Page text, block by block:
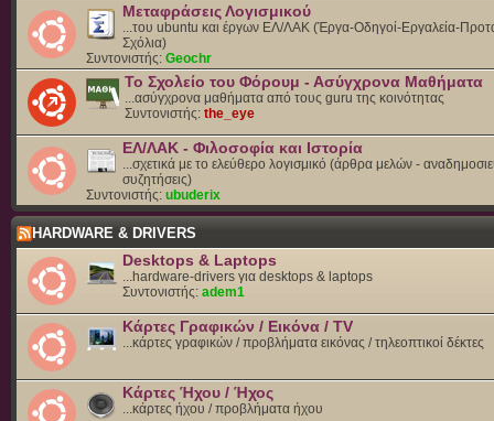
Μεταφράσεις Λογισμικού
...του ubuntu και έργων ΕΛ/ΛΑΚ (Έργα-Οδηγοί-Εργαλεία-
Σχόλια)
Συντονιστής: Geochr
Το Σχολείο του Φόρουμ - Ασύγχρονα Μαθήματα
...ασύγχρονα μαθήματα από τους guru της κοινότητας
Συντονιστής: the_eye
ΕΛ/ΛΑΚ - Φιλοσοφία και Ιστορία
...σχετικά με το ελεύθερο λογισμικό (άρθρα μελών -
συζητήσεις)
Συντονιστής: ubuderix
HARDWARE & DRIVERS
Desktops & Laptops
...hardware-drivers για desktops & laptops
Συντονιστής: adem1
Κάρτες Γραφικών / Εικόνα / TV
...κάρτες γραφικών / προβλήματα εικόνας / τηλεοπτικοί δέκτες
Κάρτες Ήχου / Ήχος
...κάρτες ήχου / προβλήματα ήχου